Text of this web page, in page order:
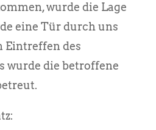
wurde die Lage
eine Tür durch uns
Eintreffen des
wurde die betroffene